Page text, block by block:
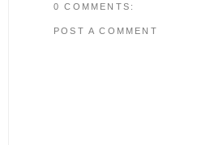
0 COMMENTS:
POST A COMMENT